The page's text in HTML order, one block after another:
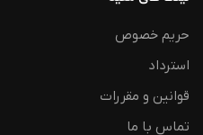
حریم خصوص
استرداد
قوانین و مقررات
تماس با ما